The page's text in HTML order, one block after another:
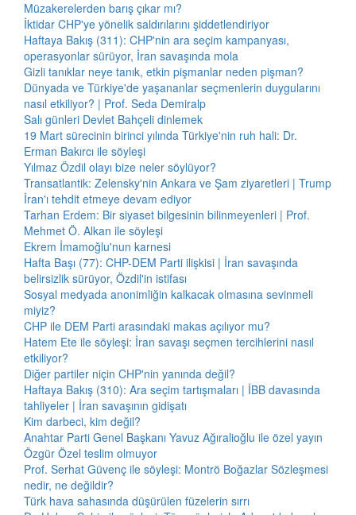
Müzakerelerden barış çıkar mı?
İktidar CHP'ye yönelik saldırılarını şiddetlendiriyor
Haftaya Bakış (311): CHP'nin ara seçim kampanyası,
operasyonlar sürüyor, İran savaşında mola
Gizli tanıklar neye tanık, etkin pişmanlar neden pişman?
Dünyada ve Türkiye'de yaşananlar seçmenlerin duygularını
nasıl etkiliyor? | Prof. Seda Demiralp
Salı günleri Devlet Bahçeli dinlemek
19 Mart sürecinin birinci yılında Türkiye'nin ruh hali: Dr.
Erman Bakırcı ile söyleşi
Yılmaz Özdil olayı bize neler söylüyor?
Transatlantik: Zelensky'nin Ankara ve Şam ziyaretleri | Trump
İran'ı tehdit etmeye devam ediyor
Tarhan Erdem: Bir siyaset bilgesinin bilinmeyenleri | Prof.
Mehmet Ö. Alkan ile söyleşi
Ekrem İmamoğlu'nun karnesi
Hafta Başı (77): CHP-DEM Parti ilişkisi | İran savaşında
belirsizlik sürüyor, Özdil'in istifası
Sosyal medyada anonimliğin kalkacak olmasına sevinmeli
miyiz?
CHP ile DEM Parti arasındaki makas açılıyor mu?
Hatem Ete ile söyleşi: İran savaşı seçmen tercihlerini nasıl
etkiliyor?
Diğer partiler niçin CHP'nin yanında değil?
Haftaya Bakış (310): Ara seçim tartışmaları | İBB davasında
tahliyeler | İran savaşının gidişatı
Kim darbeci, kim değil?
Anahtar Parti Genel Başkanı Yavuz Ağıralioğlu ile özel yayın
Özgür Özel teslim olmuyor
Prof. Serhat Güvenç ile söyleşi: Montrö Boğazlar Sözleşmesi
nedir, ne değildir?
Türk hava sahasında düşürülen füzelerin sırrı